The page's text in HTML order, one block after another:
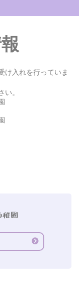
け入れを行っていま
い。